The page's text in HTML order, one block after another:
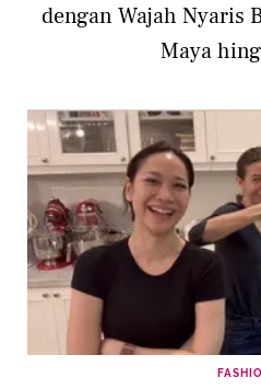
dengan Wajah Nyaris
Maya